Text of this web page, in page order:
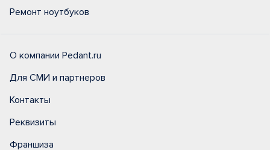
Ремонт ноутбуков
О компании Pedant.ru
Для СМИ и партнеров
Контакты
Реквизиты
Франшиза